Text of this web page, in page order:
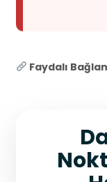
Faydalı